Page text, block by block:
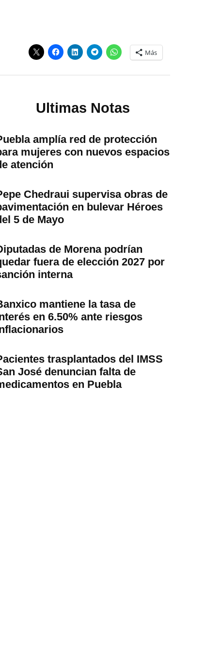
Más
Ultimas Notas
amplía red de protección
mujeres con nuevos espacios
atención
Chedraui supervisa obras de
en bulevar Héroes
5 de Mayo
de Morena podrían
fuera de elección 2027 por
interna
mantiene la tasa de
en 6.50% ante riesgos
trasplantados del IMSS
José denuncian falta de
en Puebla